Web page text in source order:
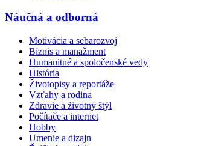
Náučná a odborná
Motivácia a sebarozvoj
Biznis a manažment
Humanitné a spoločenské vedy
História
Životopisy a reportáže
Vzťahy a rodina
Zdravie a životný štýl
Počítače a internet
Hobby
Umenie a dizajn